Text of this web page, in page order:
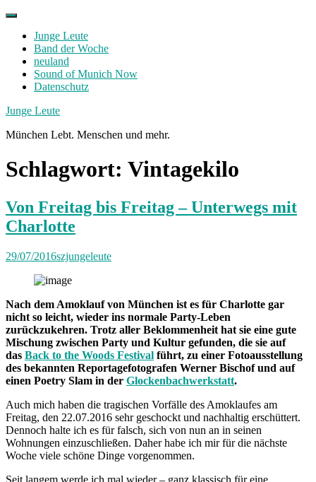
Skip
contentJunge Leute
Band der Woche
neuland
Sound of Munich Now
Datenschutz
Facebook
Twitter
Instagram
Junge Leute
München Lebt. Menschen und mehr.
Schlagwort: Vintagekilo
Von Freitag bis Freitag – Unterwegs mit
Charlotte
29/07/2016szjungeleute
Nach dem Amoklauf von München ist es für Charlotte gar
nicht so leicht, wieder ins normale Party-Leben
zurückzukehren. Trotz aller Beklommenheit hat sie eine gute
Mischung zwischen Party und Kultur gefunden, die sie auf
das Back to the Woods Festival führt, zu einer Fotoausstellung
des bekannten Reportagefotografen Werner Bischof und auf
einen Poetry Slam in der Glockenbachwerkstatt.
Auch mich haben die tragischen Vorfälle des Amoklaufes am
Freitag, den 22.07.2016 sehr geschockt und nachhaltig erschüttert.
Dennoch halte ich es für falsch, sich von nun an in seinen
Wohnungen einzuschließen. Daher habe ich mir für die nächste
Woche viele schöne Dinge vorgenommen.
Seit langem werde ich mal wieder – ganz klassisch für eine